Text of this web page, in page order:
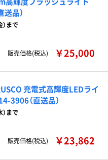
品）
まで
販売価格(税込) ￥25,000
充電式高輝度LEDライ
3906（直送品）
まで
販売価格(税込) ￥23,862